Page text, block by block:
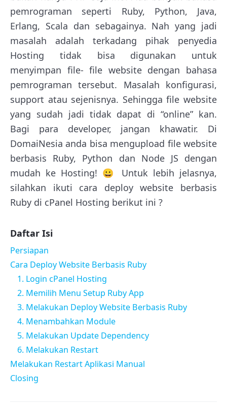
pemrograman seperti Ruby, Python, Java,
Erlang, Scala dan sebagainya. Nah yang jadi
masalah adalah terkadang pihak penyedia
Hosting tidak bisa digunakan untuk
menyimpan file- file website dengan bahasa
pemrograman tersebut. Masalah konfigurasi,
support atau sejenisnya. Sehingga file website
yang sudah jadi tidak dapat di “online” kan.
Bagi para developer, jangan khawatir. Di
DomaiNesia anda bisa mengupload file website
berbasis Ruby, Python dan Node JS dengan
mudah ke Hosting! 😀 Untuk lebih jelasnya,
silahkan ikuti cara deploy website berbasis
Ruby di cPanel Hosting berikut ini ?
Daftar Isi
Persiapan
Cara Deploy Website Berbasis Ruby
1. Login cPanel Hosting
2. Memilih Menu Setup Ruby App
3. Melakukan Deploy Website Berbasis Ruby
4. Menambahkan Module
5. Melakukan Update Dependency
6. Melakukan Restart
Melakukan Restart Aplikasi Manual
Closing